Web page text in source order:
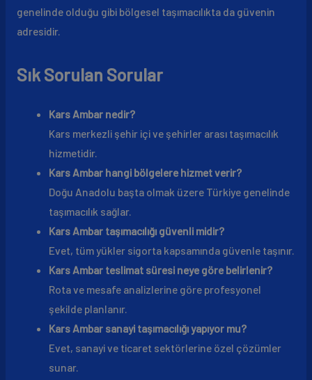
genelinde olduğu gibi bölgesel taşımacılıkta da güvenin
adresidir.
Sık Sorulan Sorular
Kars Ambar nedir?
Kars merkezli şehir içi ve şehirler arası taşımacılık
hizmetidir.
Kars Ambar hangi bölgelere hizmet verir?
Doğu Anadolu başta olmak üzere Türkiye genelinde
taşımacılık sağlar.
Kars Ambar taşımacılığı güvenli midir?
Evet, tüm yükler sigorta kapsamında güvenle taşınır.
Kars Ambar teslimat süresi neye göre belirlenir?
Rota ve mesafe analizlerine göre profesyonel
şekilde planlanır.
Kars Ambar sanayi taşımacılığı yapıyor mu?
Evet, sanayi ve ticaret sektörlerine özel çözümler
sunar.